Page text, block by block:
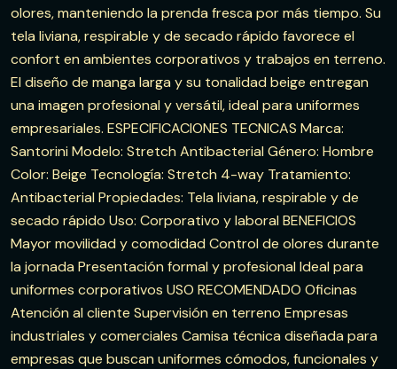
olores, manteniendo la prenda fresca por más tiempo. Su
tela liviana, respirable y de secado rápido favorece el
confort en ambientes corporativos y trabajos en terreno.
El diseño de manga larga y su tonalidad beige entregan
una imagen profesional y versátil, ideal para uniformes
empresariales. ESPECIFICACIONES TECNICAS Marca:
Santorini Modelo: Stretch Antibacterial Género: Hombre
Color: Beige Tecnología: Stretch 4-way Tratamiento:
Antibacterial Propiedades: Tela liviana, respirable y de
secado rápido Uso: Corporativo y laboral BENEFICIOS
Mayor movilidad y comodidad Control de olores durante
la jornada Presentación formal y profesional Ideal para
uniformes corporativos USO RECOMENDADO Oficinas
Atención al cliente Supervisión en terreno Empresas
industriales y comerciales Camisa técnica diseñada para
empresas que buscan uniformes cómodos, funcionales y